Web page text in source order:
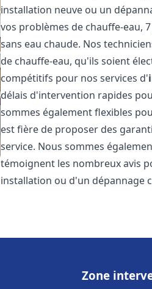
installation neuve ou un
vos problèmes de chauffe-eau,
sans eau chaude. Nos
de chauffe-eau, qu'ils soient
compétitifs pour nos services d'
délais d'intervention rapides
sommes également flexibles
est fière de proposer des
service. Nous sommes
témoignent les nombreux avis
installation ou d'un dépannage
Zone